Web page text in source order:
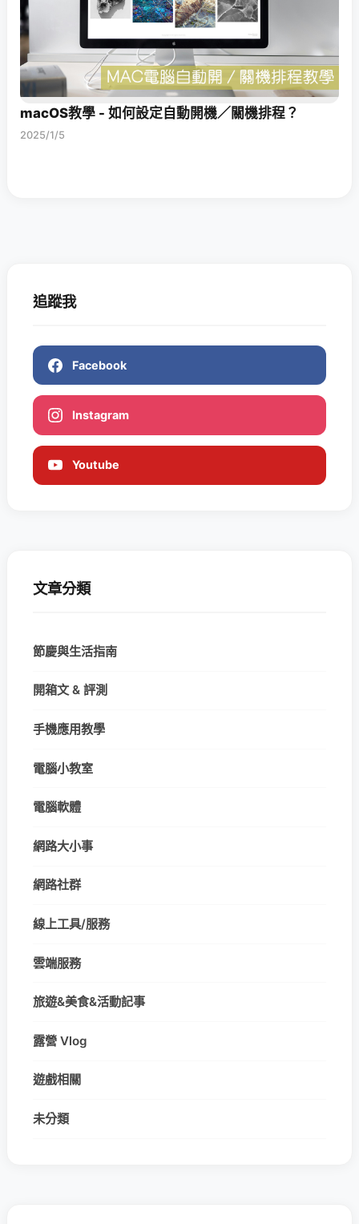
macOS教學 - 如何設定自動開機／關機排程？
2025/1/5
追蹤我
Facebook
Instagram
Youtube
文章分類
節慶與生活指南
開箱文 & 評測
手機應用教學
電腦小教室
電腦軟體
網路大小事
網路社群
線上工具/服務
雲端服務
旅遊&美食&活動記事
露營 Vlog
遊戲相關
未分類